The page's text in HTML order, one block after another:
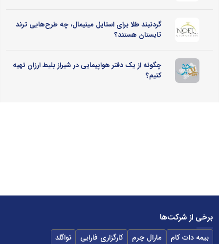
گردنبند طلا برای استایل مینیمال، چه طرح‌هایی ترند
تابستان هستند؟
چگونه از یک دفتر هواپیمایی در شیراز بلیط ارزان تهیه
کنیم؟
برخی از شرکت‌ها
بیمه دات کام مارال چرم کارگزاری فارابی
نواگلد